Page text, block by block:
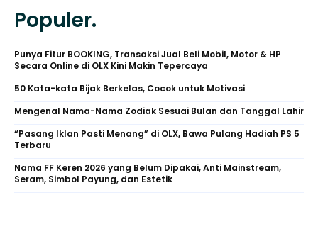
Populer.
Punya Fitur BOOKING, Transaksi Jual Beli Mobil, Motor & HP
Secara Online di OLX Kini Makin Tepercaya
50 Kata-kata Bijak Berkelas, Cocok untuk Motivasi
Mengenal Nama-Nama Zodiak Sesuai Bulan dan Tanggal Lahir
“Pasang Iklan Pasti Menang” di OLX, Bawa Pulang Hadiah PS 5
Terbaru
Nama FF Keren 2026 yang Belum Dipakai, Anti Mainstream,
Seram, Simbol Payung, dan Estetik